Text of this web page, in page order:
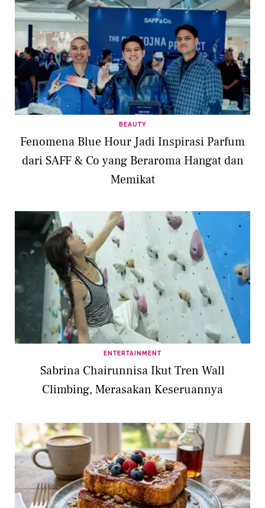
BEAUTY
Fenomena Blue Hour Jadi Inspirasi Parfum
dari SAFF & Co yang Beraroma Hangat dan
Memikat
ENTERTAINMENT
Sabrina Chairunnisa Ikut Tren Wall
Climbing, Merasakan Keseruannya